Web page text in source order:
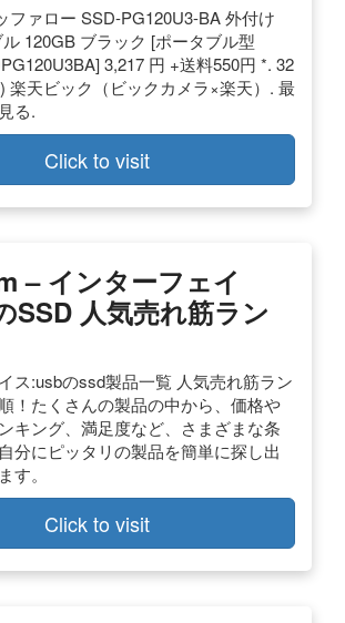
ファロー SSD-PG120U3-BA 外付け
120GB ブラック [ポータブル型
3,217 円 +送料550円 *. 32
楽天ビック（ビックカメラ×楽天）. 最
る.
Click to visit
– インターフェイ
SSD 人気売れ筋ラン
ス:usbのssd製品一覧 人気売れ筋ラン
！たくさんの製品の中から、価格や
キング、満足度など、さまざまな条
分にピッタリの製品を簡単に探し出
す。
Click to visit